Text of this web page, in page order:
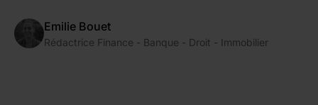
Emilie Bouet
Rédactrice Finance - Banque - Droit - Immobilier